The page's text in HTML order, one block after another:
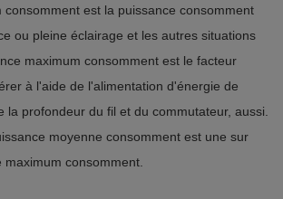
consomment est la puissance consomment
ou pleine éclairage et les autres situations
maximum consomment est le facteur
à l'aide de l'alimentation d'énergie de
la profondeur du fil et du commutateur, aussi.
moyenne consomment est une sur
consomment.